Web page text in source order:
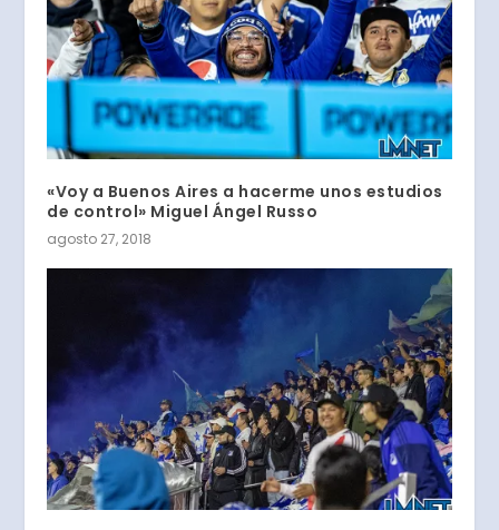
«Voy a Buenos Aires a hacerme unos estudios
de control» Miguel Ángel Russo
agosto 27, 2018